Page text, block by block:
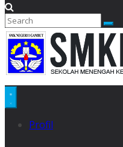
Profil